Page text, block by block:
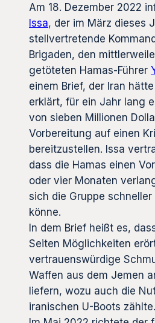
Am 18. Dezember 2022
Issa, der im März dieses
stellvertretende
Brigaden, den
getöteten Hamas-Führer
einem Brief, der Iran
erklärt, für ein Jahr lang
von sieben Millionen
Vorbereitung auf einen
bereitzustellen. Issa
dass die Hamas einen
oder vier Monaten
sich die Gruppe
könne.
In dem Brief heißt es,
Seiten Möglichkeiten
vertrauenswürdige
Waffen aus dem Jemen
liefern, wozu auch die
iranischen U-Boots zählte.